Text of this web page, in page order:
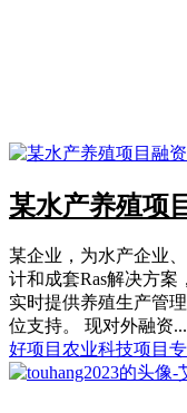
某水产养殖项
某企业，为水产企业
计和成套Ras解决方案
实时提供养殖生产管
位支持。 现对外融资...
好项目 农业科技项目